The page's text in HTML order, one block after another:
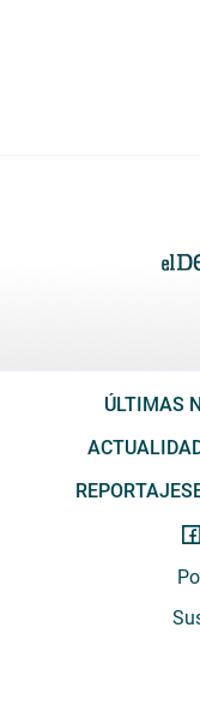
ÚLTIMAS
REPORTAJES